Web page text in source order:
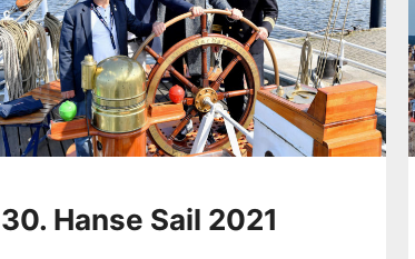
30. Hanse Sail 2021